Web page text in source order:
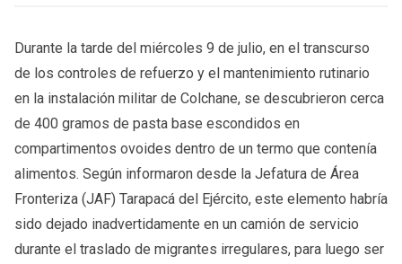
Durante la tarde del miércoles 9 de julio, en el transcurso
de los controles de refuerzo y el mantenimiento rutinario
en la instalación militar de Colchane, se descubrieron cerca
de 400 gramos de pasta base escondidos en
compartimentos ovoides dentro de un termo que contenía
alimentos. Según informaron desde la Jefatura de Área
Fronteriza (JAF) Tarapacá del Ejército, este elemento habría
sido dejado inadvertidamente en un camión de servicio
durante el traslado de migrantes irregulares, para luego ser